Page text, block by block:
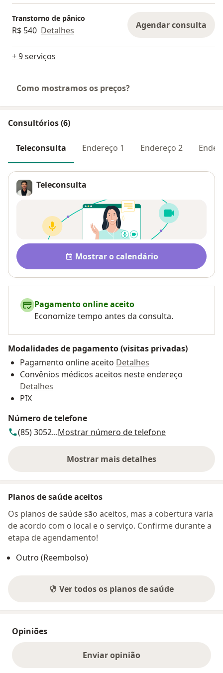
Transtorno de pânico
R$ 540 Detalhes Agendar consulta
+ 9 serviços
Como mostramos os preços?
Consultórios (6)
Teleconsulta Endereço 1 Endereço 2
Teleconsulta
Disponibilidade
Mostrar o calendário
Pagamento online aceito
Economize tempo antes da consulta.
Modalidades de pagamento (visitas privadas)
Pagamento online aceito Detalhes
Convênios médicos aceitos neste endereço
Detalhes
PIX
Número de telefone
(85) 3052...Mostrar número de telefone
Mostrar mais detalhes
sobre o endereço
Planos de saúde aceitos
Os planos de saúde são aceitos, mas a cobertura varia
de acordo com o local e o serviço. Confirme durante a
etapa de agendamento!
Outro (Reembolso)
Ver todos os planos de saúde
Opiniões
Enviar opinião